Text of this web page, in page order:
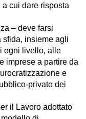
cui dare risposta
– deve farsi
sfida, insieme agli
ogni livello, alle
imprese a partire da
e
privato dei
il Lavoro adottato